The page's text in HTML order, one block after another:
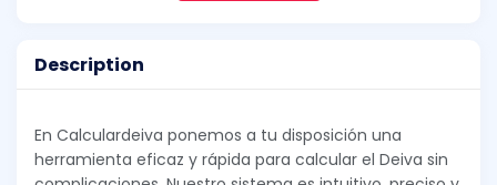
Description
En Calculardeiva ponemos a tu disposición una
herramienta eficaz y rápida para calcular el Deiva sin